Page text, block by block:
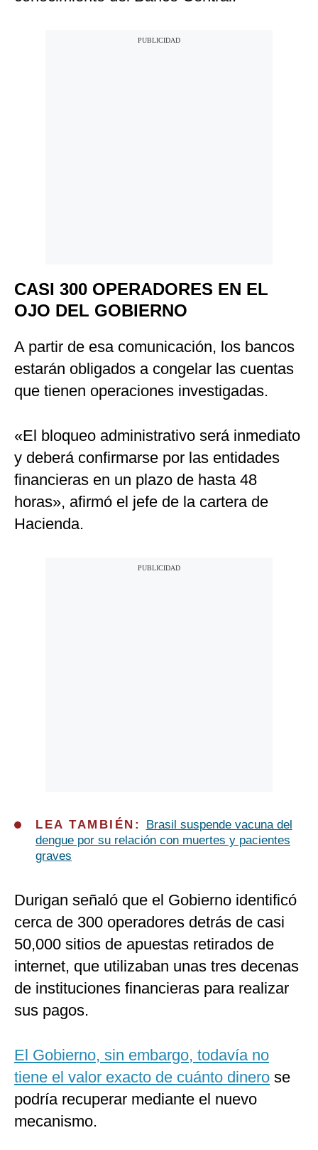
CASI 300 OPERADORES EN EL
OJO DEL GOBIERNO
A partir de esa comunicación, los bancos
estarán obligados a congelar las cuentas
que tienen operaciones investigadas.
«El bloqueo administrativo será inmediato
y deberá confirmarse por las entidades
financieras en un plazo de hasta 48
horas», afirmó el jefe de la cartera de
Hacienda.
LEA TAMBIÉN:
Brasil suspende vacuna del
dengue por su relación con muertes y pacientes
graves
Durigan señaló que el Gobierno identificó
cerca de 300 operadores detrás de casi
50,000 sitios de apuestas retirados de
internet, que utilizaban unas tres decenas
de instituciones financieras para realizar
sus pagos.
El Gobierno, sin embargo, todavía no
tiene el valor exacto de cuánto dinero se
podría recuperar mediante el nuevo
mecanismo.